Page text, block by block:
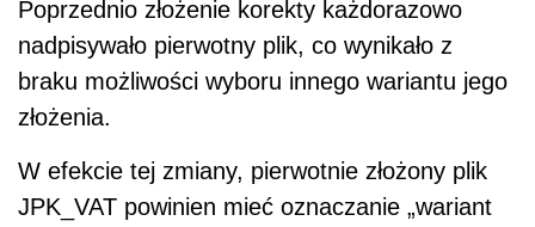
Poprzednio złożenie korekty każdorazowo
nadpisywało pierwotny plik, co wynikało z
braku możliwości wyboru innego wariantu jego
złożenia.
W efekcie tej zmiany, pierwotnie złożony plik
JPK_VAT powinien mieć oznaczanie „wariant